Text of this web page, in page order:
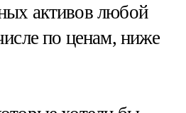
активов любой
по ценам, ниже